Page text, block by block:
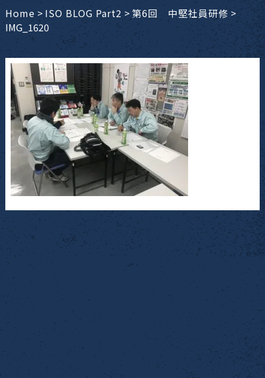
Home > ISO BLOG Part2 >第6回 中堅社員研修 >
IMG_1620